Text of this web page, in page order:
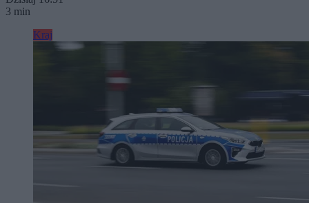
3 min
Kraj